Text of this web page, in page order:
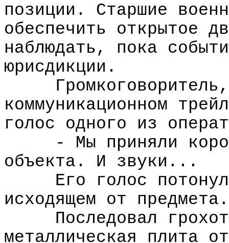
позиции. Старшие
обеспечить открытое
наблюдать, пока
юрисдикции.
коммуникационном
голос одного из
- Мы приняли
объекта. И звуки...
Его голос
исходящем от предмета.
Последовал
металлическая плита